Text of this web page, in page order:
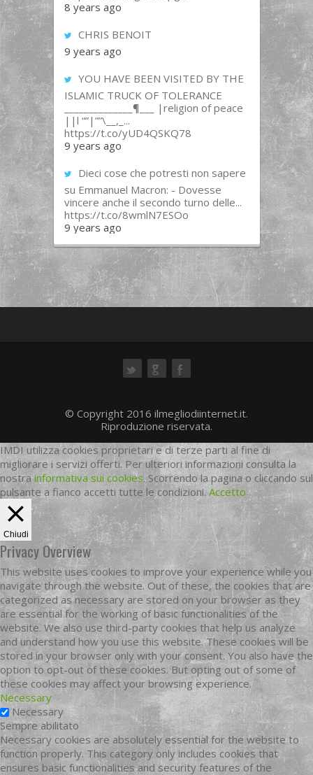
8 years ago
CHRIS BENOIT
9 years ago
YOU HAVE BEEN VISITED BY THE
ISLAMIC TRUCK OF TOLERANCE
______________¶___ |religion of peace
||l “”|””\__,_...
https://t.co/yUD4QSKQ78
9 years ago
Dieci cose che potresti non sapere
su Emmanuel Macron: - Dovesse
vincere anche il secondo turno delle...
https://t.co/8wmlN7ESOo
9 years ago
© Copyright 2016 ilmegliodiinternet.it.
Riproduzione riservata.
IMDI utilizza cookies proprietari e di terze parti al fine di
migliorare i servizi offerti. Per ulteriori informazioni consulta la
nostrainformativa sui cookies. Scorrendo la pagina o cliccando sul
pulsante a fianco accetti tutte le condizioni.Accetto
Chiudi
Privacy Overview
This website uses cookies to improve your experience while you
navigate through the website. Out of these, the cookies that are
categorized as necessary are stored on your browser as they
are essential for the working of basic functionalities of the
website. We also use third-party cookies that help us analyze
and understand how you use this website. These cookies will be
stored in your browser only with your consent. You also have the
option to opt-out of these cookies. But opting out of some of
these cookies may affect your browsing experience.
Necessary
Necessary
Sempre abilitato
Necessary cookies are absolutely essential for the website to
function properly. This category only includes cookies that
ensures basic functionalities and security features of the